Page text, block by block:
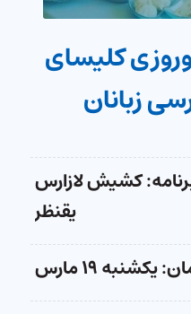
کلیسای
زبانان
کشیش لازارس
یقنظر
یکشنبه ۱۹ مارس